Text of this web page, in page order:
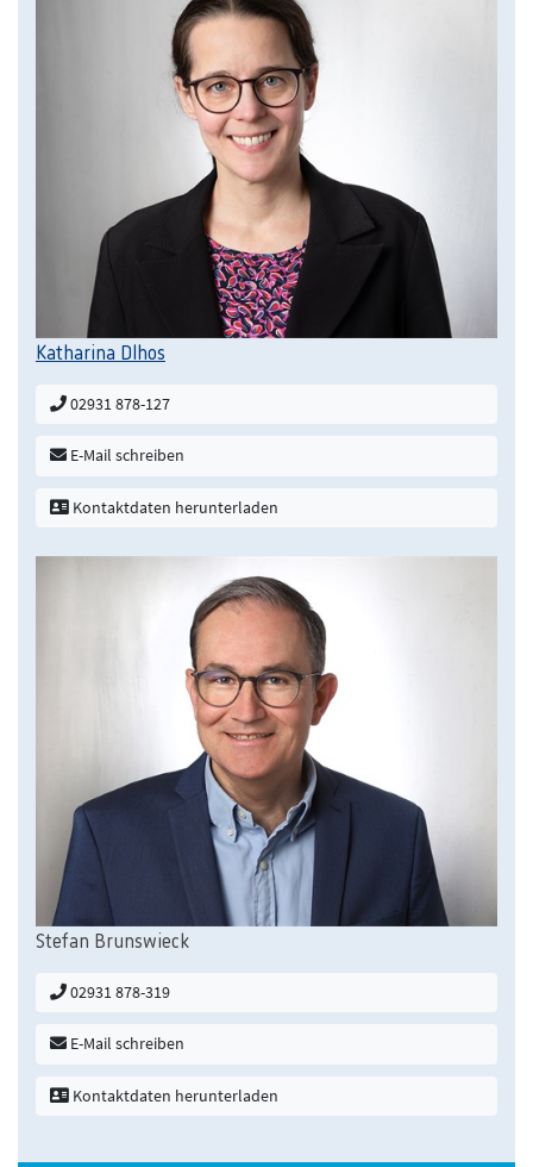
Katharina Dlhos
02931 878-127
E-Mail schreiben
Kontaktdaten herunterladen
Stefan Brunswieck
02931 878-319
E-Mail schreiben
Kontaktdaten herunterladen